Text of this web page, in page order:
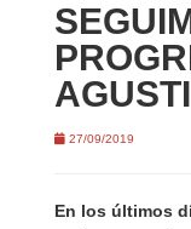
27/09/2019
En los últimos